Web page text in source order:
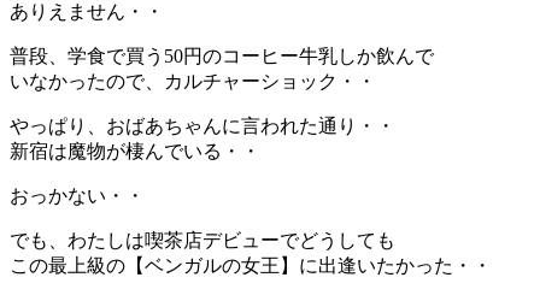
ありえません・・
普段、学食で買う50円のコーヒー牛乳しか飲んで
いなかったので、カルチャーショック・・
やっぱり、おばあちゃんに言われた通り・・
新宿は魔物が棲んでいる・・
おっかない・・
でも、わたしは喫茶店デビューでどうしても
この最上級の【ベンガルの女王】に出逢いたかった・・